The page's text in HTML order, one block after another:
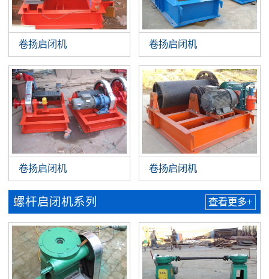
卷扬启闭机 卷扬启闭机
卷扬启闭机 卷扬启闭机
螺杆启闭机系列 查看更多+